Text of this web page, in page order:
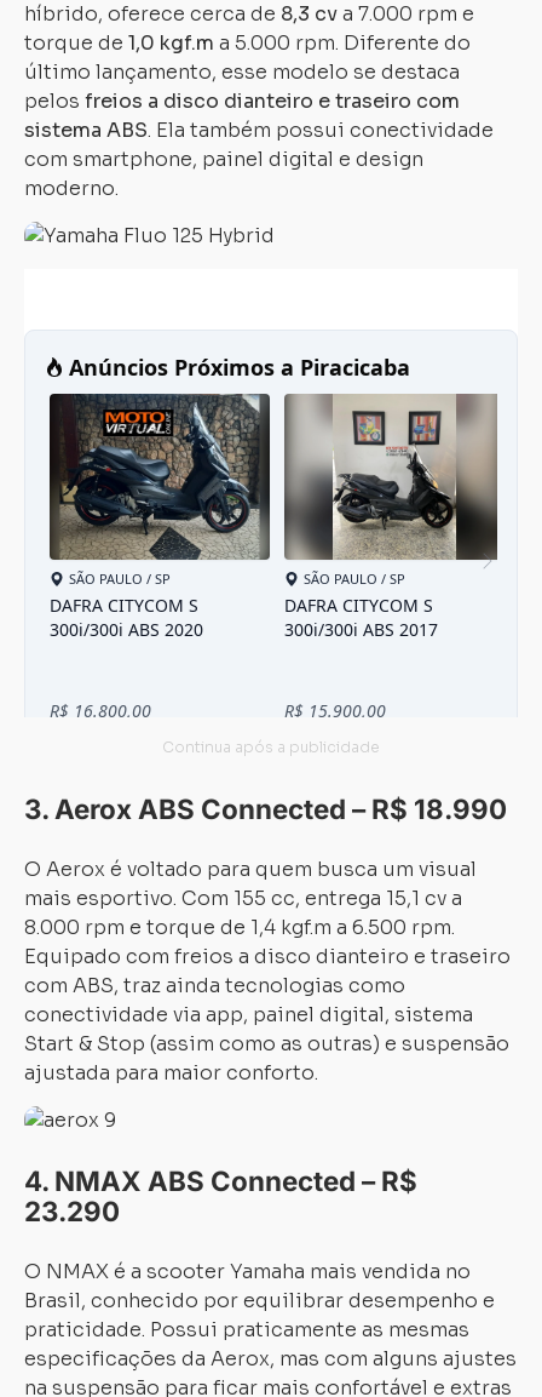
híbrido, oferece cerca de 8,3 cva 7.000 rpm e
torque de 1,0 kgf.m a 5.000 rpm. Diferente do
último lançamento, esse modelo se destaca
pelos freios a disco dianteiro e traseiro com
sistema ABS. Ela também possui conectividade
com smartphone, painel digital e design
moderno.
3. Aerox ABS Connected – R$ 18.990
O Aerox é voltado para quem busca um visual
mais esportivo. Com 155 cc, entrega 15,1 cv a
8.000 rpm e torque de 1,4 kgf.m a 6.500 rpm.
Equipado com freios a disco dianteiro e traseiro
com ABS, traz ainda tecnologias como
conectividade via app, painel digital, sistema
Start & Stop (assim como as outras) e suspensão
ajustada para maior conforto.
4. NMAX ABS Connected – R$
23.290
O NMAX é a scooter Yamaha mais vendida no
Brasil, conhecido por equilibrar desempenho e
praticidade. Possui praticamente as mesmas
especificações da Aerox, mas com alguns ajustes
na suspensão para ficar mais confortável e extras